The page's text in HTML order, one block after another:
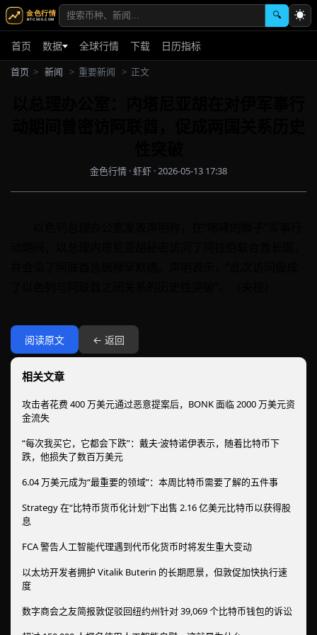
🔍 ☀
首页 数据 全球行情 下载 日历指标
首页 > 新闻 > 重要新闻 > 正文
金色行情 · 虾虾 · 2026-05-13 17:38
阅读原文 ← 返回
相关文章
攻击者花费 400 万美元通过恶意提案后，BONK 面临 2000 万美元资
金流失
“每次我买它，它都会下跌”：戴夫·波特诺伊表示，随着比特币下
跌，他损失了数百万美元
6.04 万美元成为“最重要的领域”：本周比特币需要了解的五件事
Strategy 在“比特币货币化计划”下出售 2.16 亿美元比特币以获得股
息
FCA 警告人工智能代理遇到代币化货币时将发生重大变动
以太坊开发者拥护 Vitalik Buterin 的长期愿景，但敦促加快执行速
度
数字商会之友简报敦促驳回纽约州针对 39,069 个比特币钱包的诉讼